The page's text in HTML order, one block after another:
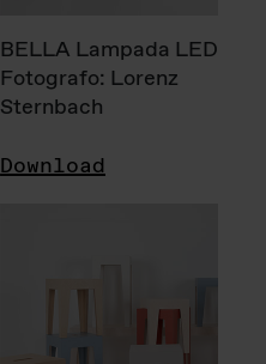
BELLA Lampada LED
Fotografo: Lorenz
Sternbach
Download